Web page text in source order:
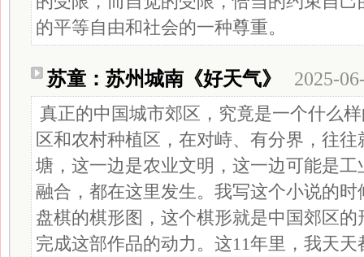
的平等自由和社会的一种尊重。
苏童：苏州城南《好天气》 2025-
真正的中国城市郊区，究竟是一个什么
区和农村种植区，在对峙、有分界，往
塘，这一边是农业文明，这一边可能是
融合，都在这里发生。我写这个小说的
盘棋的棋形图，这个棋形就是中国郊区
完成这部作品的动力。这11年里，我天